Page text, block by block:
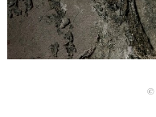
©